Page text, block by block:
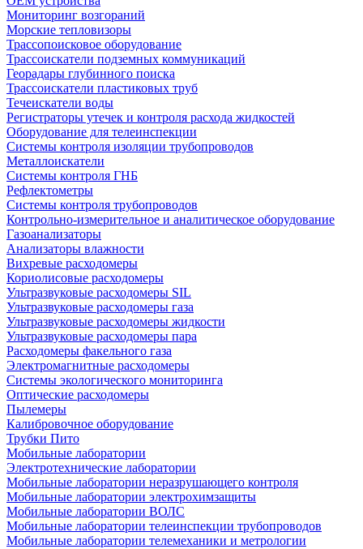
Мониторинг возгораний
Морские тепловизоры
Трассопоисковое оборудование
Трассоискатели подземных коммуникаций
Георадары глубинного поиска
Трассоискатели пластиковых труб
Течеискатели воды
Регистраторы утечек и контроля расхода жидкостей
Оборудование для телеинспекции
Cистемы контроля изоляции трубопроводов
Металлоискатели
Системы контроля ГНБ
Рефлектометры
Системы контроля трубопроводов
Контрольно-измерительное и аналитическое оборудование
Газоанализаторы
Анализаторы влажности
Вихревые расходомеры
Кориолисовые расходомеры
Ультразвуковые расходомеры SIL
Ультразвуковые расходомеры газа
Ультразвуковые расходомеры жидкости
Ультразвуковые расходомеры пара
Расходомеры факельного газа
Электромагнитные расходомеры
Системы экологического мониторинга
Оптические расходомеры
Пылемеры
Калибровочное оборудование
Трубки Пито
Мобильные лаборатории
Электротехнические лаборатории
Мобильные лаборатории неразрушающего контроля
Мобильные лаборатории электрохимзащиты
Мобильные лаборатории ВОЛС
Мобильные лаборатории телеинспекции трубопроводов
Мобильные лаборатории телемеханики и метрологии